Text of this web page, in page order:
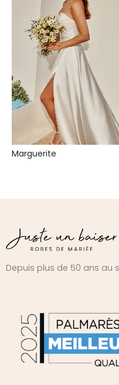
Marguerite
Depuis plus de 50 ans au